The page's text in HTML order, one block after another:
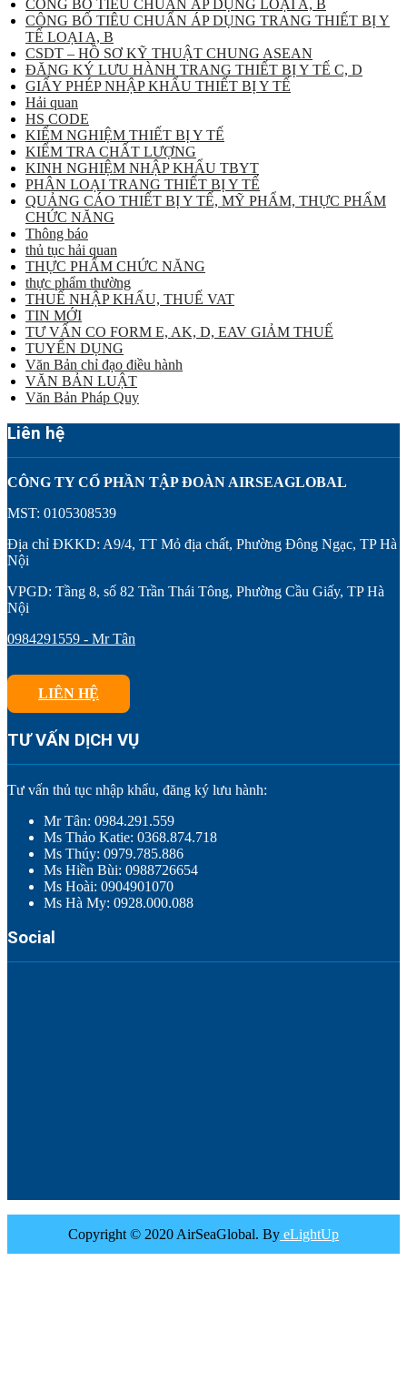
CÔNG BỐ TIÊU CHUẨN ÁP DỤNG LOẠI A, B
CÔNG BỐ TIÊU CHUẨN ÁP DỤNG TRANG THIẾT BỊ Y
TẾ LOẠI A, B
CSDT – HỒ SƠ KỸ THUẬT CHUNG ASEAN
ĐĂNG KÝ LƯU HÀNH TRANG THIẾT BỊ Y TẾ C, D
GIẤY PHÉP NHẬP KHẨU THIẾT BỊ Y TẾ
Hải quan
HS CODE
KIỂM NGHIỆM THIẾT BỊ Y TẾ
KIỂM TRA CHẤT LƯỢNG
KINH NGHIỆM NHẬP KHẨU TBYT
PHÂN LOẠI TRANG THIẾT BỊ Y TẾ
QUẢNG CÁO THIẾT BỊ Y TẾ, MỸ PHẨM, THỰC PHẨM
CHỨC NĂNG
Thông báo
thủ tục hải quan
THỰC PHẨM CHỨC NĂNG
thực phẩm thường
THUẾ NHẬP KHẨU, THUẾ VAT
TIN MỚI
TƯ VẤN CO FORM E, AK, D, EAV GIẢM THUẾ
TUYỂN DỤNG
Văn Bản chỉ đạo điều hành
VĂN BẢN LUẬT
Văn Bản Pháp Quy
Liên hệ
CÔNG TY CỔ PHẦN TẬP ĐOÀN AIRSEAGLOBAL
MST: 0105308539
Địa chỉ ĐKKD: A9/4, TT Mỏ địa chất, Phường Đông Ngạc, TP Hà
Nội
VPGD: Tầng 8, số 82 Trần Thái Tông, Phường Cầu Giấy, TP Hà
Nội
0984291559 - Mr Tân
LIÊN HỆ
TƯ VẤN DỊCH VỤ
Tư vấn thủ tục nhập khẩu, đăng ký lưu hành:
Mr Tân: 0984.291.559
Ms Thảo Katie: 0368.874.718
Ms Thúy: 0979.785.886
Ms Hiền Bùi: 0988726654
Ms Hoài: 0904901070
Ms Hà My: 0928.000.088
Social
Copyright © 2020 AirSeaGlobal. By eLightUp